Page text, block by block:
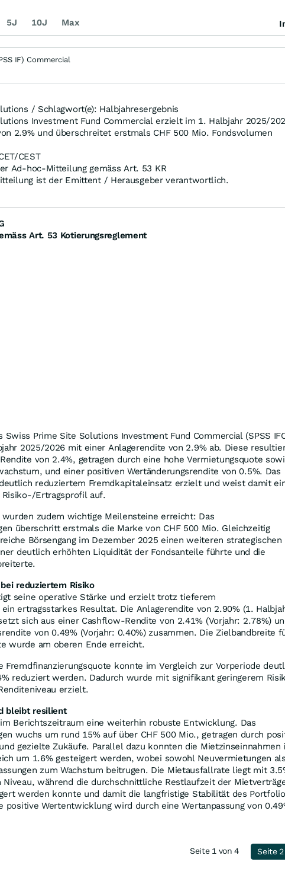
/ Schlagwort(e): Halbjahresergebnis
Investment Fund Commercial erzielt im 1. Halbjahr 2025/
2.9% und überschreitet erstmals CHF 500 Mio. Fondsvolumen
CEST
Ad-hoc-Mitteilung gemäss Art. 53 KR
ist der Emittent / Herausgeber verantwortlich.
Art. 53 Kotierungsreglement
Swiss Prime Site Solutions Investment Fund Commercial (SPSS
2025/2026 mit einer Anlagerendite von 2.9% ab. Diese
von 2.4%, getragen durch eine hohe Vermietungsquote
und einer positiven Wertänderungsrendite von 0.5%. Das
reduziertem Fremdkapitaleinsatz erzielt und weist damit
Ertragsprofil auf.
zudem wichtige Meilensteine erreicht: Das
überschritt erstmals die Marke von CHF 500 Mio. Gleichzeitig
Börsengang im Dezember 2025 einen weiteren strategischen
deutlich erhöhten Liquidität der Fondsanteile führte und die
reduziertem Risiko
seine operative Stärke und erzielt trotz tieferem
ertragsstarkes Resultat. Die Anlagerendite von 2.90% (1.
sich aus einer Cashflow-Rendite von 2.41% (Vorjahr: 2.78%)
von 0.49% (Vorjahr: 0.40%) zusammen. Die Zielbandbreite
wurde am oberen Ende erreicht.
Fremdfinanzierungsquote konnte im Vergleich zur Vorperiode
reduziert werden. Dadurch wurde mit signifikant geringerem
erzielt.
bleibt resilient
Berichtszeitraum eine weiterhin robuste Entwicklung. Das
wuchs um rund 15% auf über CHF 500 Mio., getragen durch
gezielte Zukäufe. Parallel dazu konnten die Mietzinseinnahmen
um 1.6% gesteigert werden, wobei sowohl Neuvermietungen als
zum Wachstum beitrugen. Die Mietausfallrate liegt mit
während die durchschnittliche Restlaufzeit der
werden konnte und damit die langfristige Stabilität des
positive Wertentwicklung wird durch eine Wertanpassung von
Seite 1 von 4 Seite
5J 10J Max
IF) Commercial